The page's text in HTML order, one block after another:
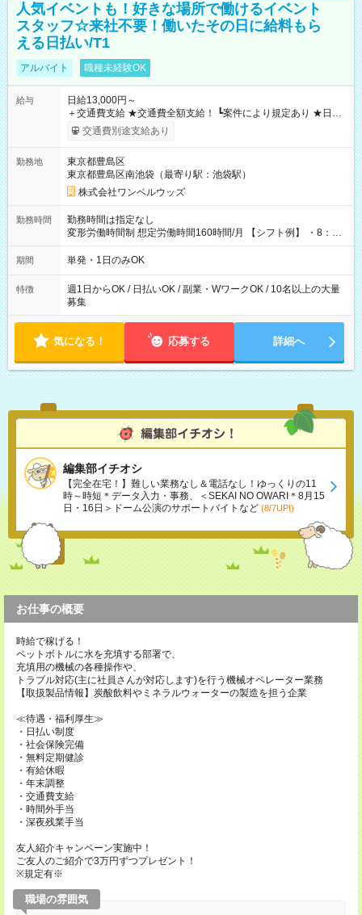
人気イベントも！好きな場所で働けるイベント
スタッフ☆来社不要！働いたその日に給料もら
える日払い/T1
アルバイト 職種未経験OK
給与
日給13,000円～
＋交通費支給 ★交通費全額支給！ ┗案件により規定あり ★日払
いOK！（規定あり） ┗働いたその日に現金GET♪ お仕事後はコ
ンビニATMから 日払い分を引き落とせます！ 【試用期間】試
交通費別途支給あり
勤務地
東京都豊島区
東京都豊島区南池袋（最寄り駅：池袋駅）
株式会社ワンベルウッズ
勤務時間
勤務時間は指定なし
変形労働時間制 想定労働時間160時間/月 【シフト例】 ・8：00
～21：00
期間 単発・1日のみOK
特徴
週1日からOK / 日払いOK / 副業・WワークOK / 10名以上の大量
募集
気になる！ 応募する 詳細へ
編集部イチオシ
【完全在宅！】難しい業務なし＆電話なし！ゆっくりの11
時～時短＊データ入力・事務、＜SEKAI NO OWARI＊8月15
日・16日＞ドーム公演のサポートバイトなど (8/7UP!)
お仕事の概要
時給で稼げる！
ペットボトルに水を充填する部署で、
充填用の機械の各種操作や、
トラブル対応(主に社員さんが対応します)を行う機械オペレーター業務
【取扱製品情報】炭酸飲料やミネラルウォーターの製造を担う企業
≪待遇・福利厚生≫
・日払い制度
・社会保険完備
・無料定期健診
・有給休暇
・年末調整
・交通費支給
・時間外手当
・深夜残業手当
友人紹介キャンペーン実施中！
ご友人のご紹介で3万円ずつプレゼント！
※規定有※
職場の雰囲気